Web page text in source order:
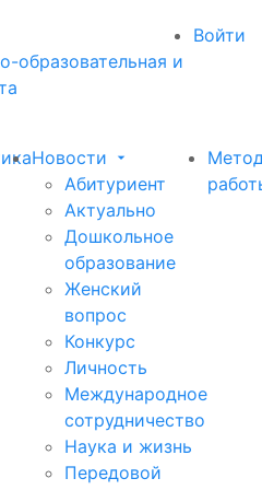
Войти
образовательная и
Новости
Абитуриент
Актуально
Дошкольное
образование
Женский
вопрос
Конкурс
Личность
Международное
сотрудничество
Наука и жизнь
Передовой